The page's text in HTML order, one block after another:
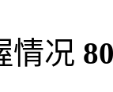
情况